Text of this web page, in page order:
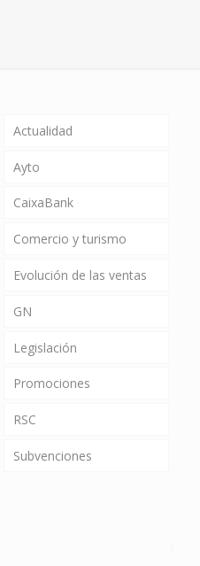
Actualidad
Ayto
CaixaBank
Comercio y turismo
Evolución de las ventas
GN
Legislación
Promociones
RSC
Subvenciones